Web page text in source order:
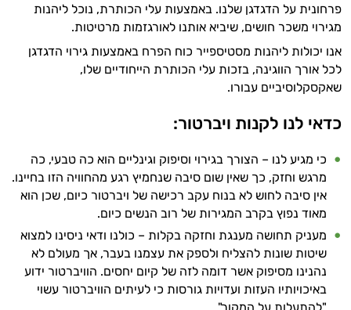
פרחונית על הדגדגן שלנו. באמצעות עלי הכותרת, נוכל ליהנות
מגירוי משכר חושים, שיביא אותנו לאורגזמות מרטיטות.
אנו יכולות ליהנות מסטיספייר כוח הפרח באמצעות גירוי הדגדגן
לכל אורך הווגינה, בזכות עלי הכותרת הייחודיים שלו,
שאקסקלוסיביים עבורו.
כדאי לנו לקנות ויברטור:
כי מגיע לנו – הצורך בגירוי וסיפוק וגינליים הוא כה טבעי, כה
מרגש וחזק, כך שאין שום סיבה שנחמיץ רגע מהחוויה הזו בחיינו.
אין סיבה לחוש לא בנוח עקב רכישה של ויברטור כיום, שכן הוא
מאוד נפוץ בקרב המגירות של רוב הנשים כיום.
מעניק תחושה מענגת וחזקה בקלות – כולנו ודאי ניסינו למצוא
שיטות שונות להצליח ולספק את עצמנו בעבר, אך מעולם לא
נהנינו מסיפוק אשר דומה לזה של קיום יחסים. הוויברטור ידוע
באיכויותיו העזות ועדויות גורסות כי לעיתים הוויברטור עשוי